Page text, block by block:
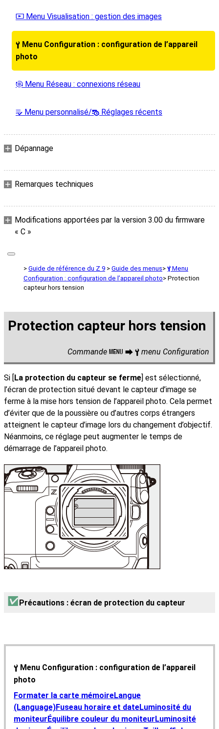
D Menu Visualisation : gestion des images
B Menu Configuration : configuration de l’appareil
photo
F Menu Réseau : connexions réseau
O Menu personnalisé/m Réglages récents
Dépannage
Remarques techniques
Modifications apportées par la version 3.00 du firmware
« C »
Guide de référence du Z 9 Guide des menus B Menu
Configuration : configuration de l’appareil photo
Protection
capteur hors tension
Protection capteur hors tension
Commande G U B menu Configuration
Si [La protection du capteur se ferme] est sélectionné,
l’écran de protection situé devant le capteur d’image se
ferme à la mise hors tension de l’appareil photo. Cela permet
d’éviter que de la poussière ou d’autres corps étrangers
atteignent le capteur d’image lors du changement d’objectif.
Néanmoins, ce réglage peut augmenter le temps de
démarrage de l’appareil photo.
Précautions : écran de protection du capteur
B Menu Configuration : configuration de l’appareil
photo
Formater la carte mémoireLangue
(Language)Fuseau horaire et dateLuminosité du
moniteurÉquilibre couleur du moniteurLuminosité